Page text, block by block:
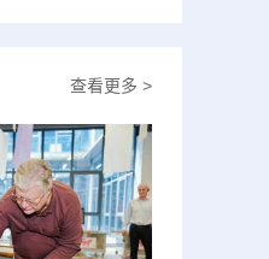
查看更多 >